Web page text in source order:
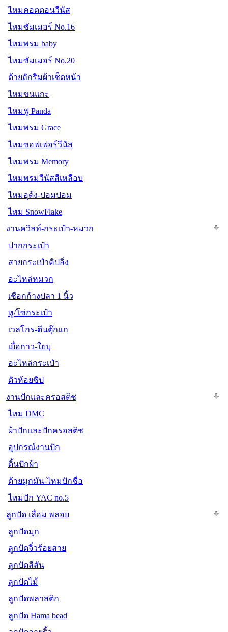
ไหมคอตตอนวีนัส
ไหมซัมเมอร์ No.16
ไหมพรม baby
ไหมซัมเมอร์ No.20
ด้ายถักริมผ้าเช็ดหน้า
ไหมขนแกะ
ไหมฟู Panda
ไหมพรม Grace
ไหมซอฟเฟอร์วีนัส
ไหมพรม Memory
ไหมพรมวีนัสสีเหลือบ
ไหมอุด้ง-ปอมปอม
ไหม SnowFlake
งานควิลท์-กระเป๋า-หมวก
ปากกระเป๋า
สายกระเป๋าคิปลิ่ง
อะไหล่หมวก
เชือกก้างปลา 1 นิ้ว
หู/โซ่กระเป๋า
เวลโกร-ตีนตุ๊กแก
เยื่อกาว-ใยบุ
อะไหล่กระเป๋า
ตัวห้อยซิป
งานปักและครอสติช
ไหม DMC
ผ้าปักและปักครอสติช
อุปกรณ์งานปัก
ดิ้นปักผ้า
ด้ายมุกมัน-ไหมปักชื่อ
ไหมปัก YAC no.5
ลูกปัด เลื่อม พลอย
ลูกปัดมุก
ลูกปัดจิ๋วร้อยสาย
ลูกปัดสีสัน
ลูกปัดไม้
ลูกปัดพลาสติก
ลูกปัด Hama bead